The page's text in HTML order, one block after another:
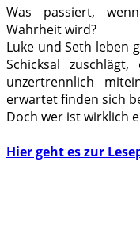
Was passiert,
Wahrheit wird?
Luke und Seth leben
Schicksal
unzertrennlich
erwartet finden sich
Doch wer ist wirklich
Hier geht es zur